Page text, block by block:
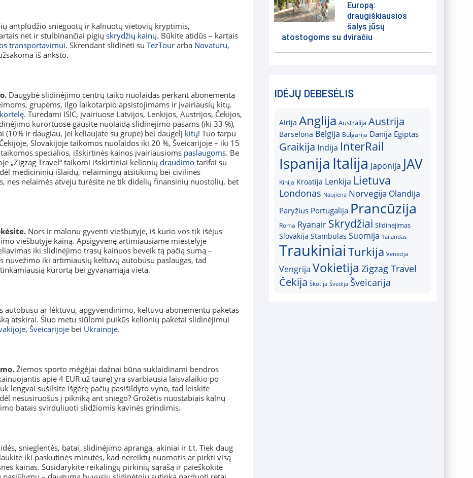
antplūdžio snieguotų ir kalnuotų vietovių kryptimis,
net ir stulbinančiai pigių skrydžių kainų. Būkite atidūs – kartais
transportavimui. Skrendant slidinėti su TezTour arba Novaturu,
iš anksto.
Daugybė slidinėjimo centrų taiko nuolaidas perkant abonementą
grupėms, ilgo laikotarpio apsistojimams ir įvairiausių kitų.
. Turėdami ISIC, įvairiuose Latvijos, Lenkijos, Austrijos, Čekijos,
kurortuose gausite nuolaidą slidinėjimo pasams (iki 33 %),
ir daugiau, jei keliaujate su grupe) bei daugelį kitų! Tuo tarpu
Slovakijoje taikomos nuolaidos iki 20 %, Šveicarijoje – iki 15
specialios, išskirtinės kainos įvairiausioms paslaugoms. Be
„Zigzag Travel“ taikomi išskirtiniai kelionių draudimo tarifai su
medicininių išlaidų, nelaimingų atsitikimų bei civilinės
nes nelaimės atveju turėsite ne tik didelių finansinių nuostolių, bet
Nors ir malonu gyventi viešbutyje, iš kurio vos tik išėjus
viešbutyje kainą. Apsigyvenę artimiausiame miestelyje
iki slidinėjimo trasų kainuos beveik tą pačią sumą –
iki artimiausių keltuvų autobusu paslaugas, tad
kurortą bei gyvanamąją vietą.
autobusu ar lėktuvu, apgyvendinimo, keltuvų abonementų paketas
atskirai. Šiuo metu siūlomi puikūs kelionių paketai slidinėjimui
, Šveicarijoje bei Ukrainoje.
Žiemos sporto mėgėjai dažnai būna suklaidinami bendros
apie 4 EUR už taurę) yra svarbiausia laisvalaikio po
lengvai sušilsite išgėrę pačių pasišildyto vyno, tad leiskite
nesusiruošus į pikniką ant sniego? Grožėtis nuostabiais kalnų
batais svirduliuoti slidžiomis kavinės grindimis.
snieglentės, batai, slidinėjimo apranga, akiniai ir t.t. Tiek daug
iki paskutinės minutės, kad nereiktų nuomotis ar pirkti visą
kainas. Susidarykite reikalingų pirkinių sąrašą ir paieškokite
Europą:
draugiškiausios
šalys jūsų
atostogoms su dviračiu
IDĖJŲ DEBESĖLIS
Airija Anglija Australija Austrija
Barselona Belgija Bulgarija Danija Egiptas
Graikija Indija InterRail
Ispanija Italija Japonija JAV
Kinija Kroatija Lenkija Lietuva
Londonas Naujiena Norvegija Olandija
Paryžius Portugalija Prancūzija
Roma Ryanair Skrydžiai Slidinėjimas
Slovakija Stambulas Suomija Tailandas
TraukiniaiTurkija Venecija
Vengrija Vokietija Zigzag Travel
Čekija Škotija Švedija Šveicarija